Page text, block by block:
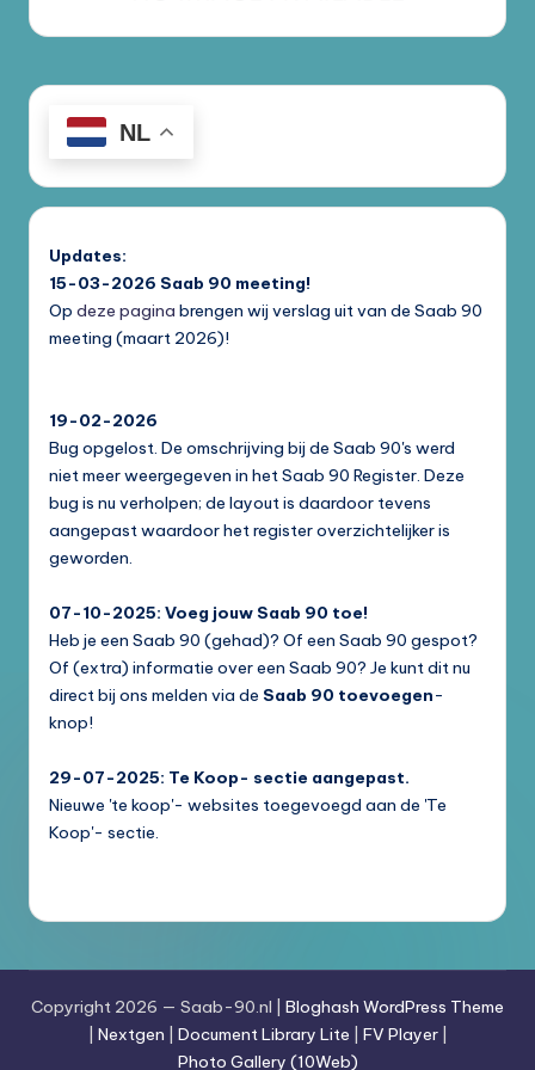
NL
Updates:
15-03-2026 Saab 90 meeting!
Op deze pagina brengen wij verslag uit van de Saab 90
meeting (maart 2026)!
19-02-2026
Bug opgelost. De omschrijving bij de Saab 90's werd
niet meer weergegeven in het Saab 90 Register. Deze
bug is nu verholpen; de layout is daardoor tevens
aangepast waardoor het register overzichtelijker is
geworden.
07-10-2025: Voeg jouw Saab 90 toe!
Heb je een Saab 90 (gehad)? Of een Saab 90 gespot?
Of (extra) informatie over een Saab 90? Je kunt dit nu
direct bij ons melden via de Saab 90 toevoegen-
knop!
29-07-2025: Te Koop- sectie aangepast.
Nieuwe 'te koop'- websites toegevoegd aan de 'Te
Koop'- sectie.
Copyright 2026 — Saab-90.nl | Bloghash WordPress Theme
Nextgen Document Library Lite FV Player|
Photo Gallery (10Web)